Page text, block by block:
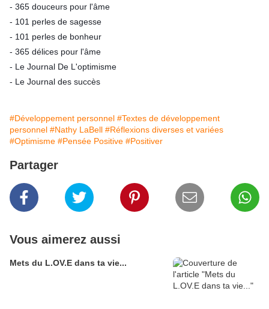
- 365 douceurs pour l'âme
- 101 perles de sagesse
- 101 perles de bonheur
- 365 délices pour l'âme
- Le Journal De L'optimisme
- Le Journal des succès
#Développement personnel #Textes de développement
personnel #Nathy LaBell #Réflexions diverses et variées
#Optimisme #Pensée Positive #Positiver
Partager
Vous aimerez aussi
Mets du L.OV.E dans ta vie...